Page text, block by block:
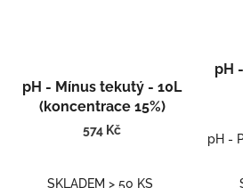
pH - Mínus tekutý - 10L
(koncentrace 15%)
574 Kč
SKLADEM > 50 KS
pH
pH -